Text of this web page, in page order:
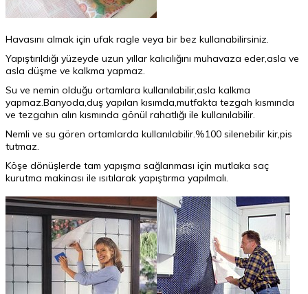
Havasını almak için ufak ragle veya bir bez kullanabilirsiniz.
Yapıştırıldığı yüzeyde uzun yıllar kalıcılığını muhavaza eder,asla ve
asla düşme ve kalkma yapmaz.
Su ve nemin olduğu ortamlara kullanılabilir,asla kalkma
yapmaz.Banyoda,duş yapılan kısımda,mutfakta tezgah kısmında
ve tezgahın alın kısmında gönül rahatlığı ile kullanılabilir.
Nemli ve su gören ortamlarda kullanılabilir.%100 silenebilir kir,pis
tutmaz.
Köşe dönüşlerde tam yapışma sağlanması için mutlaka saç
kurutma makinası ile ısıtılarak yapıştırma yapılmalı.